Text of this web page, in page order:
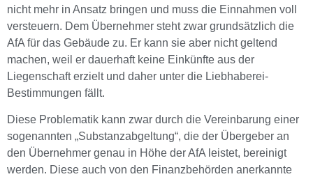
nicht mehr in Ansatz bringen und muss die Einnahmen voll
versteuern. Dem Übernehmer steht zwar grundsätzlich die
AfA für das Gebäude zu. Er kann sie aber nicht geltend
machen, weil er dauerhaft keine Einkünfte aus der
Liegenschaft erzielt und daher unter die Liebhaberei-
Bestimmungen fällt.
Diese Problematik kann zwar durch die Vereinbarung einer
sogenannten „Substanzabgeltung“, die der Übergeber an
den Übernehmer genau in Höhe der AfA leistet, bereinigt
werden. Diese auch von den Finanzbehörden anerkannte